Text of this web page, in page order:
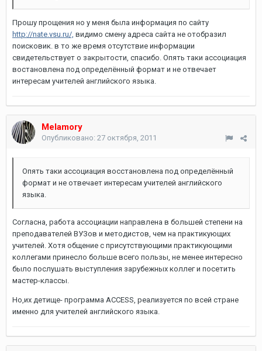
Прошу прощения но у меня была информация по сайту
http://nate.vsu.ru/, видимо смену адреса сайта не отобразил
поисковик. в то же время отсутствие информации
свидетельствует о закрытости, спасибо. Опять таки ассоциация
востановлена под определённый формат и не отвечает
интересам учителей английского языка.
Melamory
Опубликовано: 27 октября, 2011
Опять таки ассоциация восстановлена под определённый
формат и не отвечает интересам учителей английского
языка.
Согласна, работа ассоциации направлена в большей степени на
преподавателей ВУЗов и методистов, чем на практикующих
учителей. Хотя общение с присутствующими практикующими
коллегами принесло больше всего пользы, не менее интересно
было послушать выступления зарубежных коллег и посетить
мастер-классы.
Но,их детище- программа ACCESS, реализуется по всей стране
именно для учителей английского языка.